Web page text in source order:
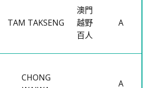
TAM TAKSENG
澳門
越野
百人
A
CHONG
A